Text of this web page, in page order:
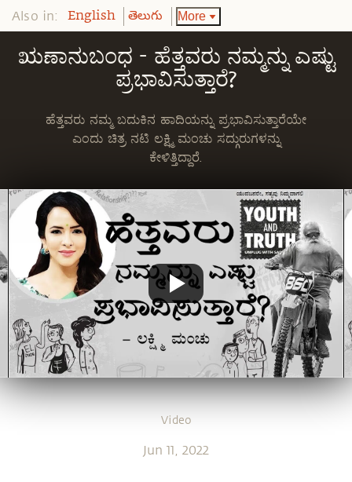
Also in: English తెలుగు More
ಋಣಾನುಬಂಧ - ಹೆತ್ತವರು ನಮ್ಮನ್ನು ಎಷ್ಟು
ಪ್ರಭಾವಿಸುತ್ತಾರೆ?
ಹೆತ್ತವರು ನಮ್ಮ ಬದುಕಿನ ಹಾದಿಯನ್ನು ಪ್ರಭಾವಿಸುತ್ತಾರೆಯೇ
ಎಂದು ಚಿತ್ರ ನಟಿ ಲಕ್ಷ್ಮಿ ಮಂಚು ಸದ್ಗುರುಗಳನ್ನು
ಕೇಳಿತ್ತಿದ್ದಾರೆ.
Video
Jun 11, 2022